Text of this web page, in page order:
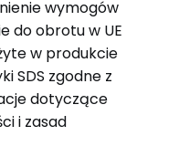
wymogów
do obrotu w UE
w produkcie
SDS zgodne z
dotyczące
i zasad